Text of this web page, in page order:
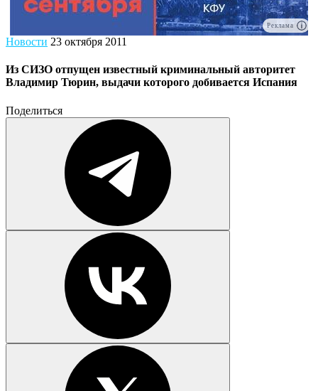
Реклама
Новости 23 октября 2011
Из СИЗО отпущен известный криминальный авторитет
Владимир Тюрин, выдачи которого добивается Испания
Поделиться